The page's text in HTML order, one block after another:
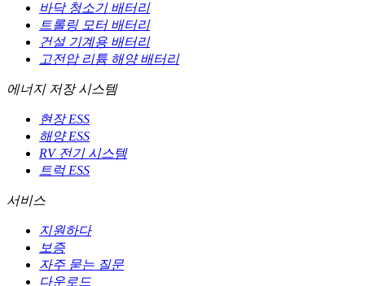
바닥 청소기 배터리
트롤링 모터 배터리
건설 기계용 배터리
고전압 리튬 해양 배터리
에너지 저장 시스템
현장 ESS
해양 ESS
RV 전기 시스템
트럭 ESS
서비스
지원하다
보증
자주 묻는 질문
다운로드